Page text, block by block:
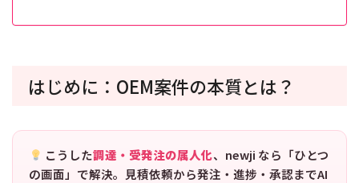
はじめに：OEM案件の本質とは？
こうした調達・受発注の属人化、newji なら「ひとつ
の画面」で解決。見積依頼から発注・進捗・承認までAI